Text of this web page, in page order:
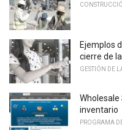
Ejemplos
cierre de
GESTIÓN DE
inventario
PROGRAMA